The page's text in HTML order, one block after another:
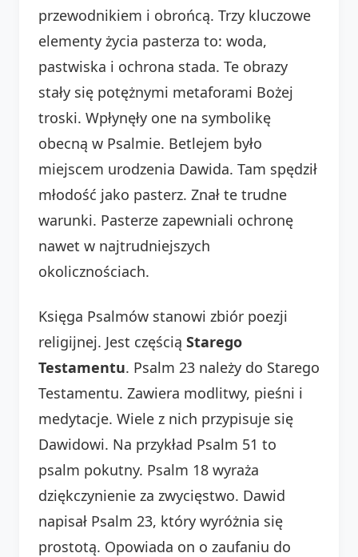
przewodnikiem i obrońcą. Trzy kluczowe
elementy życia pasterza to: woda,
pastwiska i ochrona stada. Te obrazy
stały się potężnymi metaforami Bożej
troski. Wpłynęły one na symbolikę
obecną w Psalmie. Betlejem było
miejscem urodzenia Dawida. Tam spędził
młodość jako pasterz. Znał te trudne
warunki. Pasterze zapewniali ochronę
nawet w najtrudniejszych
okolicznościach.
Księga Psalmów stanowi zbiór poezji
religijnej. Jest częścią Starego
Testamentu. Psalm 23 należy do Starego
Testamentu. Zawiera modlitwy, pieśni i
medytacje. Wiele z nich przypisuje się
Dawidowi. Na przykład Psalm 51 to
psalm pokutny. Psalm 18 wyraża
dziękczynienie za zwycięstwo. Dawid
napisał Psalm 23, który wyróżnia się
prostotą. Opowiada on o zaufaniu do